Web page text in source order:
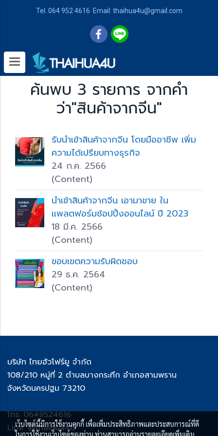
Tel. 064 952 4616 Email: thaihua4u@gmail.com
ค้นพบ 3 รายการ จากคำ
ว่า"สินค้าจากจีน"
รับนำเข้าสินค้าจากจีน โดยมืออาชีพ เพิ่ม
ความได้เปรียบทางธุรกิจ
24 ก.ค. 2566
(Content)
นำเข้าสินค้าจากจีน เอามาขาย ใน
แพลตฟอร์มช้อปปิ้งออนไลน์ ปี 2023
18 มี.ค. 2566
(Content)
ขอบเขต​ความรับผิดชอบ
29 ธ.ค. 2564
(Content)
บริษัท ไทยฮัวโฟร์ยู จำกัด
108/210 หมู่ที่ 2 ตำบลบางกระทึก อำเภอสามพราน
จังหวัดนครปฐม 73210
โทร: 0649524616
Line: @thaihua4u
เว็บไซต์นี้มีการใช้งานคุกกี้ เพื่อเพิ่มประสิทธิภาพและประสบการณ์ที่ดี
ในการใช้งานเว็บไซต์ของท่าน ท่านสามารถอ่านรายละเอียดเพิ่มเติม